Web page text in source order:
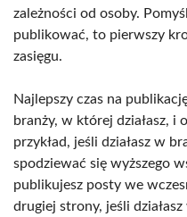
zależności od osoby.
publikować, to pierwszy
zasięgu.
Najlepszy czas na
branży, w której działasz, i
przykład, jeśli działasz w
spodziewać się wyższego
publikujesz posty we
drugiej strony, jeśli